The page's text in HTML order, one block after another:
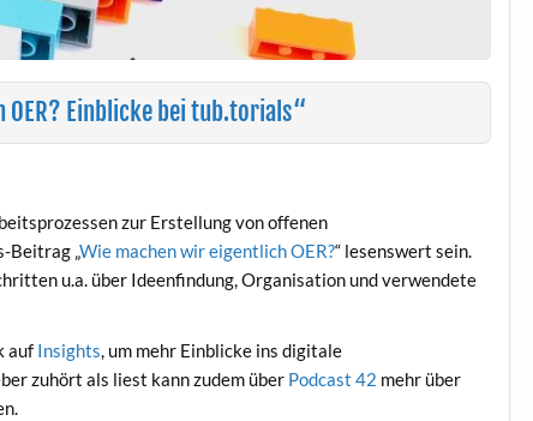
Einblicke bei tub.torials“
zur Erstellung von offenen
Beitrag „Wie machen wir eigentlich OER?“ lesenswert sein.
u.a. über Ideenfindung, Organisation und verwendete
auf Insights, um mehr Einblicke ins digitale
zuhört als liest kann zudem über Podcast 42 mehr über